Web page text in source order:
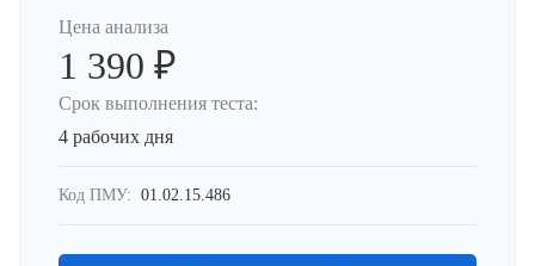
Цена анализа
1 390 ₽
Срок выполнения теста:
4 рабочих дня
Код ПМУ: 01.02.15.486